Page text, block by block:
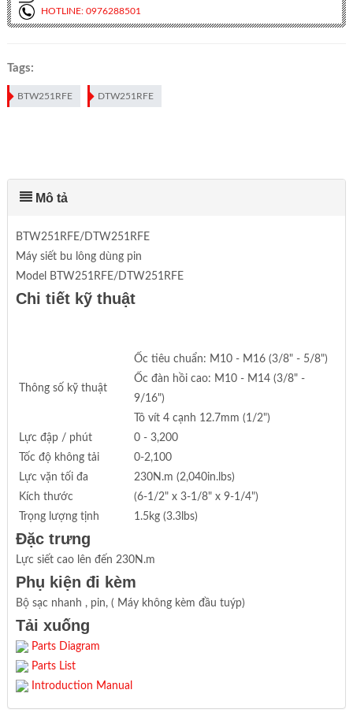
HOTLINE: 0976288501
Tags:
BTW251RFE DTW251RFE
Mô tả
BTW251RFE/DTW251RFE
Máy siết bu lông dùng pin
Model BTW251RFE/DTW251RFE
Chi tiết kỹ thuật
Thông số kỹ thuật
Ốc tiêu chuẩn: M10 - M16 (3/8" - 5/8")
Ốc đàn hồi cao: M10 - M14 (3/8" -
9/16")
Tô vít 4 cạnh 12.7mm (1/2")
Lực đập / phút
0 - 3,200
Tốc độ không tải
0-2,100
Lực vặn tối đa
230N.m (2,040in.lbs)
Kích thước
(6-1/2" x 3-1/8" x 9-1/4")
Trọng lượng tịnh
1.5kg (3.3lbs)
Đặc trưng
Lực siết cao lên đến 230N.m
Phụ kiện đi kèm
Bộ sạc nhanh , pin, ( Máy không kèm đầu tuýp)
Tải xuống
Parts Diagram
Parts List
Introduction Manual